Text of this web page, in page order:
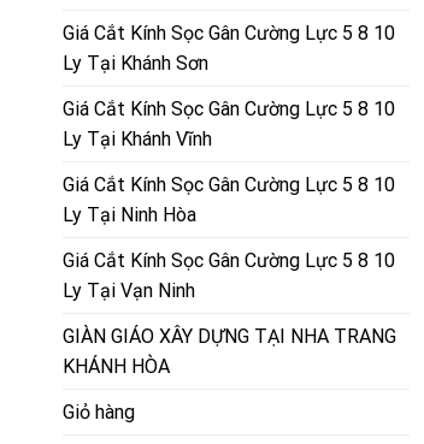
Giá Cắt Kính Sọc Gân Cường Lực 5 8 10
Ly Tại Khánh Sơn
Giá Cắt Kính Sọc Gân Cường Lực 5 8 10
Ly Tại Khánh Vĩnh
Giá Cắt Kính Sọc Gân Cường Lực 5 8 10
Ly Tại Ninh Hòa
Giá Cắt Kính Sọc Gân Cường Lực 5 8 10
Ly Tại Vạn Ninh
GIÀN GIÁO XÂY DỰNG TẠI NHA TRANG
KHÁNH HÒA
Giỏ hàng